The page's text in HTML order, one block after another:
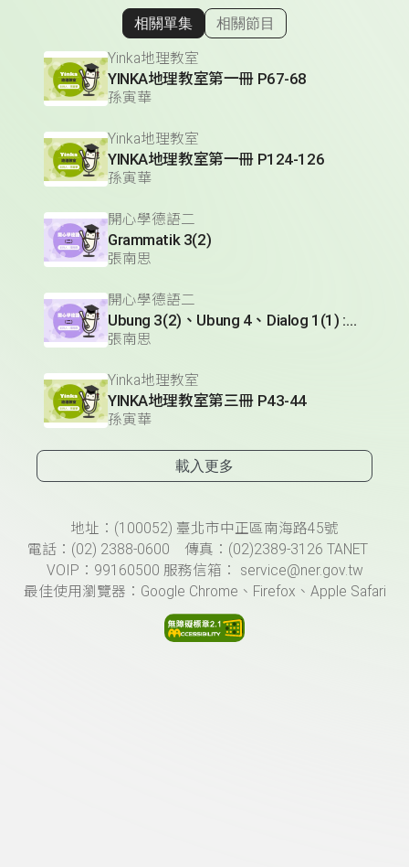
顯示相關單集
相關單集 相關節目
Yinka地理教室
YINKA地理教室第一冊 P67-68
孫寅華
Yinka地理教室
YINKA地理教室第一冊 P124-126
孫寅華
開心學德語二
Grammatik 3(2)
張南思
開心學德語二
Ubung 3(2)、Ubung 4、Dialog 1(1) :Glossar
張南思
Yinka地理教室
YINKA地理教室第三冊 P43-44
孫寅華
載入更多
頁尾資訊地址：(100052) 臺北市中正區南海路45號
電話：(02) 2388-0600 傳真：(02)2389-3126 TANET
VOIP：99160500 服務信箱： service@ner.gov.tw
最佳使用瀏覽器：Google Chrome、Firefox、Apple Safari